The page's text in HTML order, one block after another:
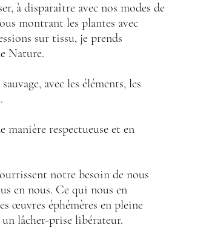
à disparaître avec nos modes de
montrant les plantes avec
sur tissu, je prends
Nature.
avec les éléments, les
respectueuse et en
notre besoin de nous
en nous. Ce qui nous en
œuvres éphémères en pleine
lâcher-prise libérateur.